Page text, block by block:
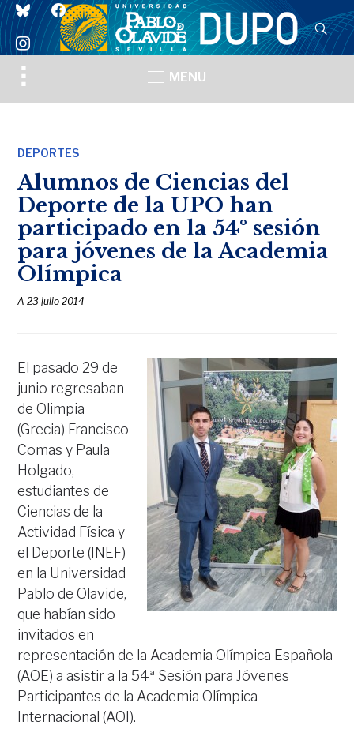
blueskyfacebook
instagram
Toggle
sidebar
MENU
DEPORTES
Alumnos de Ciencias del
Deporte de la UPO han
participado en la 54º sesión
para jóvenes de la Academia
Olímpica
A23 julio 2014
El pasado 29 de
junio regresaban
de Olimpia
(Grecia) Francisco
Comas y Paula
Holgado,
estudiantes de
Ciencias de la
Actividad Física y
el Deporte (INEF)
en la Universidad
Pablo de Olavide,
que habían sido
invitados en
representación de la Academia Olímpica Española
(AOE) a asistir a la 54ª Sesión para Jóvenes
Participantes de la Academia Olímpica
Internacional (AOI).